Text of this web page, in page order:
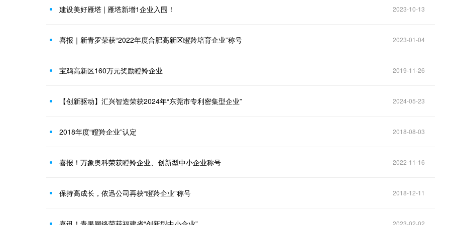
建设美好雁塔 | 雁塔新增1企业入围！ 2023-10-13
喜报｜新青罗荣获“2022年度合肥高新区瞪羚培育企业”称号 2023-01-04
宝鸡高新区160万元奖励瞪羚企业 2019-11-26
【创新驱动】汇兴智造荣获2024年“东莞市专利密集型企业” 2024-05-23
2018年度“瞪羚企业”认定 2018-08-03
喜报！万象奥科荣获瞪羚企业、创新型中小企业称号 2022-11-16
保持高成长，依迅公司再获“瞪羚企业”称号 2018-12-11
2023-02-02